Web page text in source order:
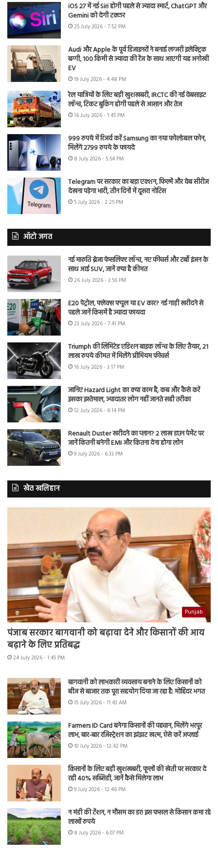
iOS 27 में नई Siri होगी पहले से ज्यादा स्मार्ट, ChatGPT और
Gemini को देगी टक्कर
25 July 2026 - 7:52 PM
Audi और Apple के पूर्व डिजाइनरों ने बनाई लग्जरी इलेक्ट्रिक
बग्गी, 100 किमी से ज्यादा की रेंज के साथ आएगी यह अनोखी
EV
19 July 2026 - 4:48 PM
रेल यात्रियों के लिए बड़ी खुशखबरी, IRCTC की नई वेबसाइट
लॉन्च, टिकट बुकिंग होगी पहले से आसान और तेज
16 July 2026 - 1:45 PM
999 रुपये में रिजर्व करें Samsung का नया फोल्डेबल फोन,
मिलेंगे 2799 रुपये के फायदे
8 July 2026 - 5:54 PM
Telegram पर सरकार का बड़ा एक्शन, फिल्में और वेब सीरीज
देखना पड़ेगा भारी, तीन दिनों में दूसरा नोटिस
5 July 2026 - 2:25 PM
ऑटो जगत
नई मारुति ब्रेजा फेसलिफ्ट लॉन्च, नए फीचर्स और टर्बो इंजन के
साथ आई SUV, जानें क्या है कीमत
26 July 2026 - 3:56 PM
E20 पेट्रोल, फ्लेक्स फ्यूल या EV कार? नई गाड़ी खरीदने से
पहले जानें किसमें है ज्यादा फायदा
23 July 2026 - 7:41 PM
Triumph की लिमिटेड एडिशन बाइक लॉन्च के लिए तैयार, 21
लाख रुपये कीमत में मिलेंगे प्रीमियम फीचर्स
16 July 2026 - 3:17 PM
जानिए Hazard Light का क्या काम है, कब और कैसे करें
इसका इस्तेमाल, ज्यादातर लोग नहीं जानते सही तरीका
12 July 2026 - 6:14 PM
Renault Duster खरीदने का प्लान? 2 लाख डाउन पेमेंट पर
जानें कितनी बनेगी EMI और कितना देना होगा लोन
9 July 2026 - 6:33 PM
खेत खलिहान
Punjab
पंजाब सरकार बागवानी को बढ़ावा देने और किसानों की आय
बढ़ाने के लिए प्रतिबद्ध
24 July 2026 - 1:45 PM
बागवानी को लाभकारी व्यवसाय बनाने के लिए किसानों को
बीज से बाजार तक पूरा सहयोग दिया जा रहा है: मोहिंदर भगत
15 July 2026 - 11:43 AM
Farmers ID Card बनेगा किसानों की पहचान, मिलेंगे भरपूर
लाभ, बार-बार रजिस्ट्रेशन का झंझट खत्म, ऐसे करें अप्लाई
10 July 2026 - 12:42 PM
किसानों के लिए बड़ी खुशखबरी, फूलों की खेती पर सरकार दे
रही 40% सब्सिडी, जानें कैसे मिलेगा लाभ
9 July 2026 - 12:46 PM
न मंडी की टेंशन, न मौसम का डर! इस फसल से किसान कमा रहे
लाखों रुपये
8 July 2026 - 6:07 PM